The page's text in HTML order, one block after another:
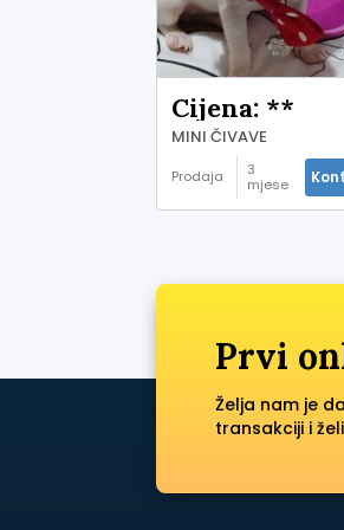
Cijena: **
MINI ČIVAVE
Prodaja
3
mjese
Prvi
Želja nam je
transakciji i